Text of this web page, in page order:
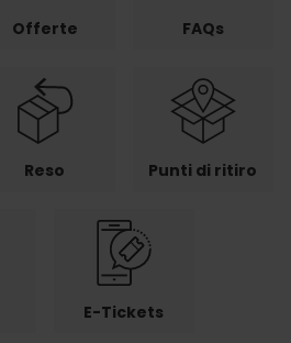
Offerte FAQs
Reso Punti di ritiro
E-Tickets